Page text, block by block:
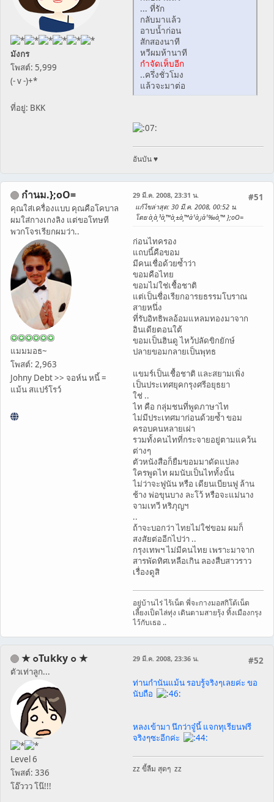
มังกร
โพสต์: 5,999
(- v -)+*
ที่อยู่: BKK
... ที่รัก
กลับมาแล้ว
อาบน้ำก่อน
สักสองนาที
หวีผมห้านาที
กำจัดเห็บอีก
..ครึ่งชั่วโมง
แล้วจะมาต่อ
อันบัน ♥
กำนม.};oO=
คุณใส่เครื่องแบบ คุณคือโคบาล
ผมใส่กางเกงลิง แต่ขอโทษที
พวกโจรเรียกผมว่า..
แมมมอธ~
โพสต์: 2,963
Johny Debt >> จอห์น หนี้ =
แม้น สแปร์โรว์
#51
29 มี.ค. 2008, 23:31 น.
แก้ไขล่าสุด: 30 มี.ค. 2008, 00:52 น.
โดย à¸à¸³à¸™à¸±à¸™à¹à¸¡à¹‰à¸™ };oO=
ก่อนไทครอง
แถบนี้คือขอม
มีคนเชื่อด้วยซ้ำว่า
ขอมคือไทย
ขอมไม่ใช่เชื้อชาติ
แต่เป็นชื่อเรียกอารยธรรมโบราณ
สายหนึ่ง
ที่รับอิทธิพลอ้อมแหลมทองมาจาก
อินเดียตอนใต้
ขอมเป็นฮินดู ไหว้ปลัดขิกยักษ์
ปลายขอมกลายเป็นพุทธ
แขมร์เป็นเชื้อชาติ และสยามเพิ่ง
เป็นประเทศยุคกรุงศรีอยุธยา
ใช่ ..
ไท คือ กลุ่มชนที่พูดภาษาไท
ไม่มีประเทศมาก่อนด้วยซ้ำ ขอม
ครอบคนหลายเผ่า
รวมทั้งคนไทที่กระจายอยู่ตามแคว้น
ต่างๆ
ตัวหนังสือก็ยืมขอมมาดัดแปลง
ใครพูดไท ผมนับเป็นไททั้งนั้น
ไม่ว่าจะฟูนัน หรือ เดียนเบียนฟู ล้าน
ช้าง พ่อขุนบาง ละโว้ หรือจะแม่นาง
จามเทวี หริภุญฯ
..
ถ้าจะบอกว่า ไทยไม่ใช่ขอม ผมก็
สงสัยต่ออีกไปว่า ..
กรุงเทพฯ ไม่มีคนไทย เพราะมาจาก
สารพัดทิศเหลือเกิน ลองสืบสาวราว
เรื่องดูสิ
อยู่บ้านไร่ ไร้เน็ต พี่จะกางมอสกิโต้เน็ต
เลี้ยงเป็ดไล่ทุ่ง เดินตามสายรุ้ง ทิ้งเมืองกรุง
ไว้กับเธอ ..
★ ๐Tukky ๐ ★
ตัวเท่าลูก...
Level 6
โพสต์: 336
โอ๊ววว โน๊!!!
#52
29 มี.ค. 2008, 23:36 น.
ท่านกำนันแม้น รอบรู้จริงๆเลยค่ะ ขอ
นับถือ
หลงเข้ามา นึกว่าจู๋นี้ แจกทุเรียนฟรี
จริงๆซะอีกค่ะ
zz ขี้ลืม สุดๆ zz